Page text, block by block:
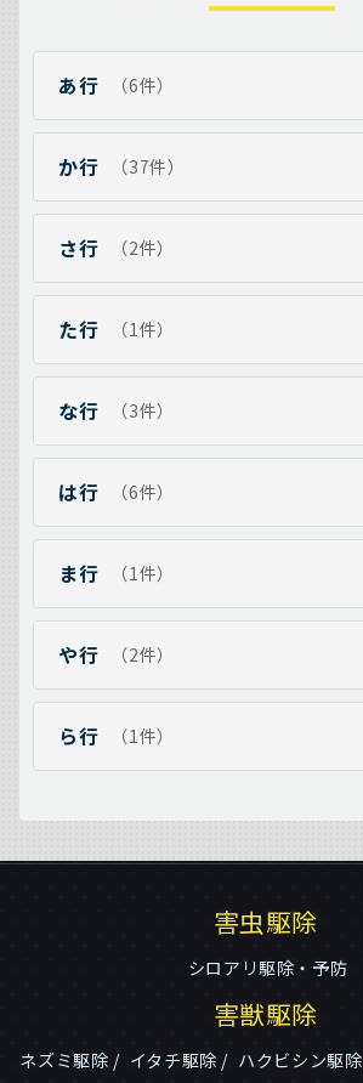
あ行 （6件）
か行 （37件）
さ行 （2件）
た行 （1件）
な行 （3件）
は行 （6件）
ま行 （1件）
や行 （2件）
ら行 （1件）
害虫駆除
シロアリ駆除・予防
害獣駆除
ネズミ駆除 イタチ駆除 ハクビシン駆除